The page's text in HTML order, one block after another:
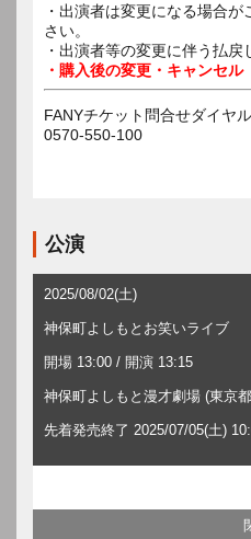
・出演者は変更になる場合
さい。
・出演者等の変更に伴う払戻
・購入後の変更・キャンセル
FANYチケット問合せダイヤル
0570-550-100
公演
2025/08/02(土)
神保町よしもとお笑いライブ
開場 13:00 / 開演 13:15
神保町よしもと漫才劇場 (東京
先着発売終了 2025/07/05(土)